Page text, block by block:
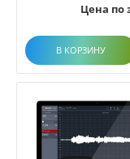
Цена по
В КОРЗИНУ